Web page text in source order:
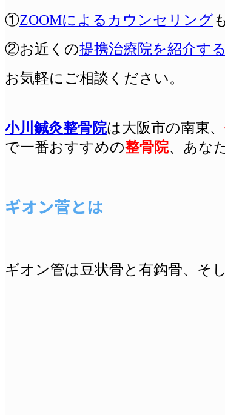
①ZOOMによるカウンセリング
②お近くの提携治療院を紹介す
お気軽にご相談ください。
小川鍼灸整骨院は大阪市の南東、
で一番おすすめの整骨院、あな
ギオン菅とは
ギオン管は豆状骨と有鈎骨、そ